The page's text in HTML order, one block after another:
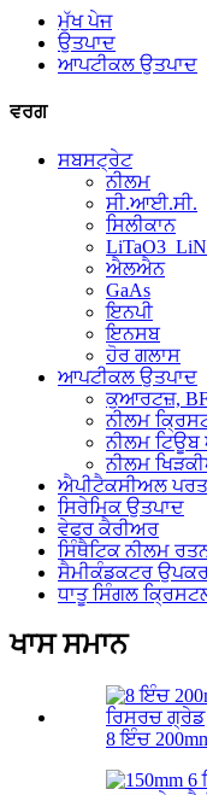
ਮੁੱਖ ਪੇਜ
ਉਤਪਾਦ
ਆਪਟੀਕਲ ਉਤਪਾਦ
ਵਰਗ
ਸਬਸਟ੍ਰੇਟ
ਨੀਲਮ
ਸੀ.ਆਈ.ਸੀ.
ਸਿਲੀਕਾਨ
ਐਲਐਨ
GaAs
ਇਨਪੀ
ਇਨਸਬ
ਹੋਰ ਗਲਾਸ
ਆਪਟੀਕਲ ਉਤਪਾਦ
ਕੁਆਰਟਜ਼,
ਨੀਲਮ
ਨੀਲਮ ਟਿਊਬ
ਨੀਲਮ
ਐਪੀਟੈਕਸੀਅਲ ਪਰਤ
ਸਿਰੇਮਿਕ ਉਤਪਾਦ
ਵੇਫਰ ਕੈਰੀਅਰ
ਸਿੰਥੈਟਿਕ ਨੀਲਮ
ਸੈਮੀਕੰਡਕਟਰ
ਧਾਤੂ ਸਿੰਗਲ
ਖਾਸ ਸਮਾਨ
8 ਇੰਚ